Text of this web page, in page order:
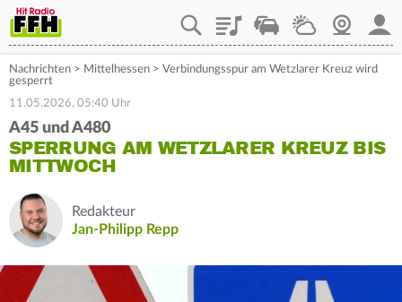
PlaylistStaupilotWetterWebcam
Nachrichten > Mittelhessen > Verbindungsspur am Wetzlarer Kreuz wird
gesperrt
11.05.2026, 05:40 Uhr
A45 und A480
SPERRUNG AM WETZLARER KREUZ BIS
MITTWOCH
Redakteur
Jan-Philipp Repp